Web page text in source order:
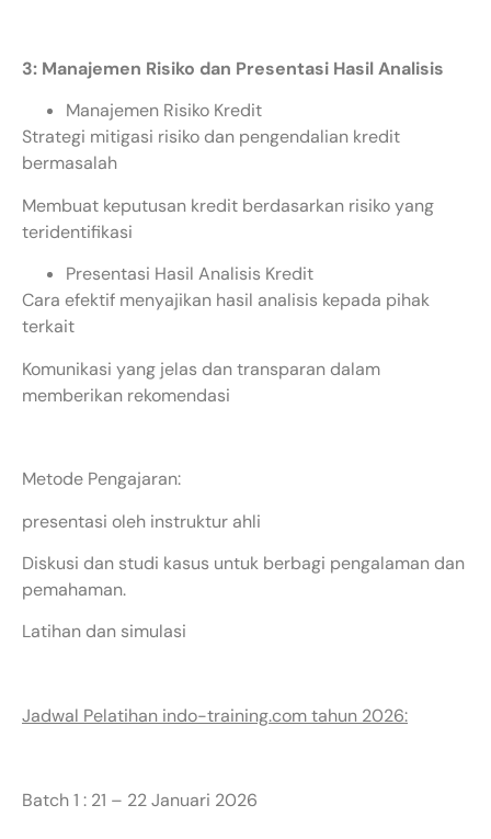
3: Manajemen Risiko dan Presentasi Hasil Analisis
Manajemen Risiko Kredit
Strategi mitigasi risiko dan pengendalian kredit
bermasalah
Membuat keputusan kredit berdasarkan risiko yang
teridentifikasi
Presentasi Hasil Analisis Kredit
Cara efektif menyajikan hasil analisis kepada pihak
terkait
Komunikasi yang jelas dan transparan dalam
memberikan rekomendasi
Metode Pengajaran:
presentasi oleh instruktur ahli
Diskusi dan studi kasus untuk berbagi pengalaman dan
pemahaman.
Latihan dan simulasi
Jadwal Pelatihan indo-training.com tahun 2026:
Batch 1 : 21 – 22 Januari 2026